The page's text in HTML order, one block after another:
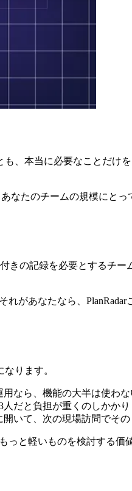
、本当に必要なことだけ
なたのチームの規模にとっ
きの記録を必要とするチー
があなたなら、
ります。
なら、機能の大半は使わな
だと負担が重くのしかかり
いて、次の現場訪問でその
と軽いものを検討する価